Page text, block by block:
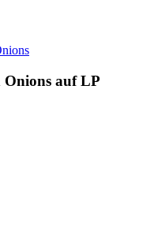
auf LP